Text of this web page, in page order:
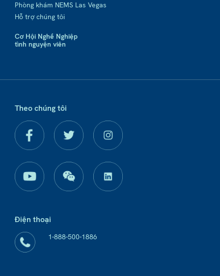
Phòng khám NEMS Las Vegas
Hỗ trợ chúng tôi
Cơ Hội Nghề Nghiệp
tình nguyện viên
Theo chúng tôi
Điện thoại
1-888-500-1886